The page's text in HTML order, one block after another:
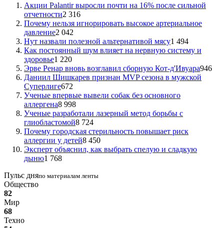
Акции Palantir выросли почти на 16% после сильной
отчетности2 316
Почему нельзя игнорировать высокое артериальное
давление2 042
Нут назвали полезной альтернативой мясу1 494
Как постоянный шум влияет на нервную систему и
здоровье1 220
Эрве Ренар вновь возглавил сборную Кот-д'Ивуара946
Даниил Шишкарев признан MVP сезона в мужской
Суперлиге672
Ученые впервые вывели собак без основного
аллергена8 998
Ученые разработали лазерный метод борьбы с
глиобластомой8 724
Почему городская стерильность повышает риск
аллергии у детей8 450
Эксперт объяснил, как выбрать спелую и сладкую
дыню1 768
Пульс дняпо материалам ленты
Общество
82
Мир
68
Техно